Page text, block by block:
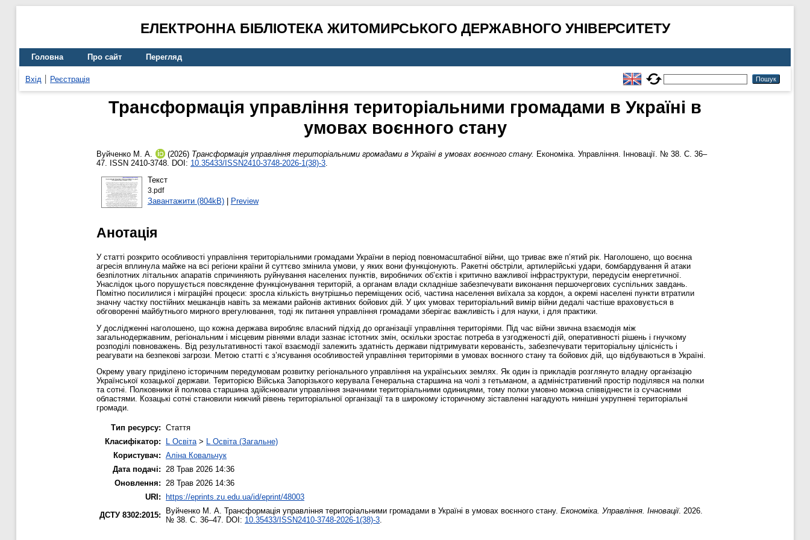
ЕЛЕКТРОННА БІБЛІОТЕКА ЖИТОМИРСЬКОГО ДЕРЖАВНОГО УНІВЕРСИТЕТУ
Головна Про сайт Перегляд
Вхід Реєстрація
Трансформація управління територіальними громадами в Україні в
умовах воєнного стану
Вуйченко М. А. (2026) Трансформація управління територіальними громадами в Україні в умовах воєнного стану. Економіка. Управління. Інновації. № 38. С. 36–
47. ISSN 2410-3748. DOI: 10.35433/ISSN2410-3748-2026-1(38)-3.
Текст
3.pdf
Завантажити (804kB)| Preview
Анотація
У статті розкрито особливості управління територіальними громадами України в період повномасштабної війни, що триває вже п’ятий рік. Наголошено, що воєнна
агресія вплинула майже на всі регіони країни й суттєво змінила умови, у яких вони функціонують. Ракетні обстріли, артилерійські удари, бомбардування й атаки
безпілотних літальних апаратів спричиняють руйнування населених пунктів, виробничих об’єктів і критично важливої інфраструктури, передусім енергетичної.
Унаслідок цього порушується повсякденне функціонування територій, а органам влади складніше забезпечувати виконання першочергових суспільних завдань.
Помітно посилилися і міграційні процеси: зросла кількість внутрішньо переміщених осіб, частина населення виїхала за кордон, а окремі населені пункти втратили
значну частку постійних мешканців навіть за межами районів активних бойових дій. У цих умовах територіальний вимір війни дедалі частіше враховується в
обговоренні майбутнього мирного врегулювання, тоді як питання управління громадами зберігає важливість і для науки, і для практики.
У дослідженні наголошено, що кожна держава виробляє власний підхід до організації управління територіями. Під час війни звична взаємодія між
загальнодержавним, регіональним і місцевим рівнями влади зазнає істотних змін, оскільки зростає потреба в узгодженості дій, оперативності рішень і гнучкому
розподілі повноважень. Від результативності такої взаємодії залежить здатність держави підтримувати керованість, забезпечувати територіальну цілісність і
реагувати на безпекові загрози. Метою статті є з’ясування особливостей управління територіями в умовах воєнного стану та бойових дій, що відбуваються в Україні.
Окрему увагу приділено історичним передумовам розвитку регіонального управління на українських землях. Як один із прикладів розглянуто владну організацію
Української козацької держави. Територією Війська Запорізького керувала Генеральна старшина на чолі з гетьманом, а адміністративний простір поділявся на полки
та сотні. Полковники й полкова старшина здійснювали управління значними територіальними одиницями, тому полки умовно можна співвіднести із сучасними
областями. Козацькі сотні становили нижчий рівень територіальної організації та в широкому історичному зіставленні нагадують нинішні укрупнені територіальні
громади.
Тип ресурсу: Стаття
Класифікатор:
L Освіта> L Освіта (Загальне)
Користувач: Аліна Ковальчук
Дата подачі: 28 Трав 2026 14:36
Оновлення: 28 Трав 2026 14:36
URI:
https://eprints.zu.edu.ua/id/eprint/48003
ДСТУ 8302:2015:
Вуйченко М. А. Трансформація управління територіальними громадами в Україні в умовах воєнного стану. Економіка. Управління. Інновації. 2026.
№ 38. С. 36–47. DOI: 10.35433/ISSN2410-3748-2026-1(38)-3.